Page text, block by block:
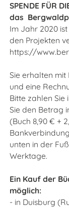
SPENDE FÜR
das
Im Jahr 2020
den Projekten
https://
Sie erhalten mit
und eine
Bitte zahlen Sie
Sie den Betrag
(Buch 8,90 € +
unten in der
Werktage.
Ein Kauf der
möglich:
- in Duisburg